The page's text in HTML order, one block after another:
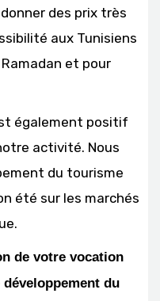
des prix très
aux Tunisiens
et pour
également positif
activité. Nous
du tourisme
été sur les marchés
de votre vocation
du